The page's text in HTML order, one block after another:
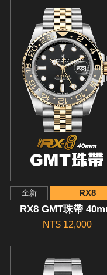
全新 RX8
RX8 GMT珠帶
NT$ 12,000